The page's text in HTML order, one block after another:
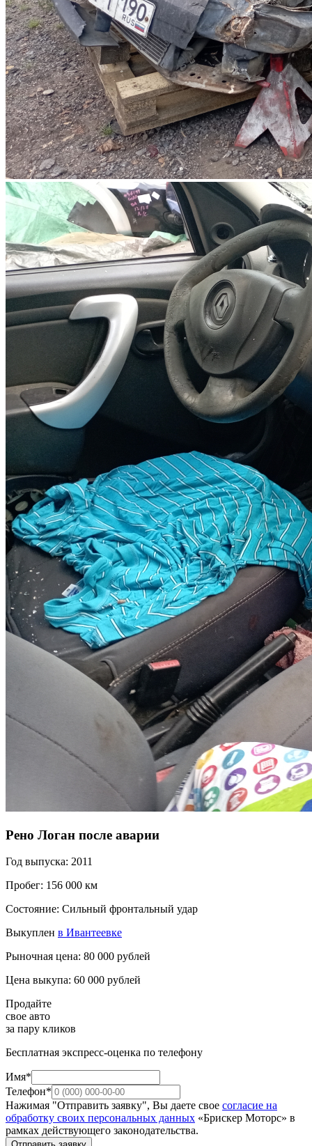
Рено Логан после аварии
Год выпуска: 2011
Пробег: 156 000 км
Состояние: Сильный фронтальный удар
Выкуплен в Ивантеевке
Рыночная цена: 80 000 рублей
Цена выкупа: 60 000 рублей
Продайте
свое авто
за пару кликов
Бесплатная экспресс-оценка по телефону
Имя*
Телефон*
Нажимая "Отправить заявку", Вы даете свое согласие на
обработку своих персональных данных «Брискер Моторс» в
рамках действующего законодательства.